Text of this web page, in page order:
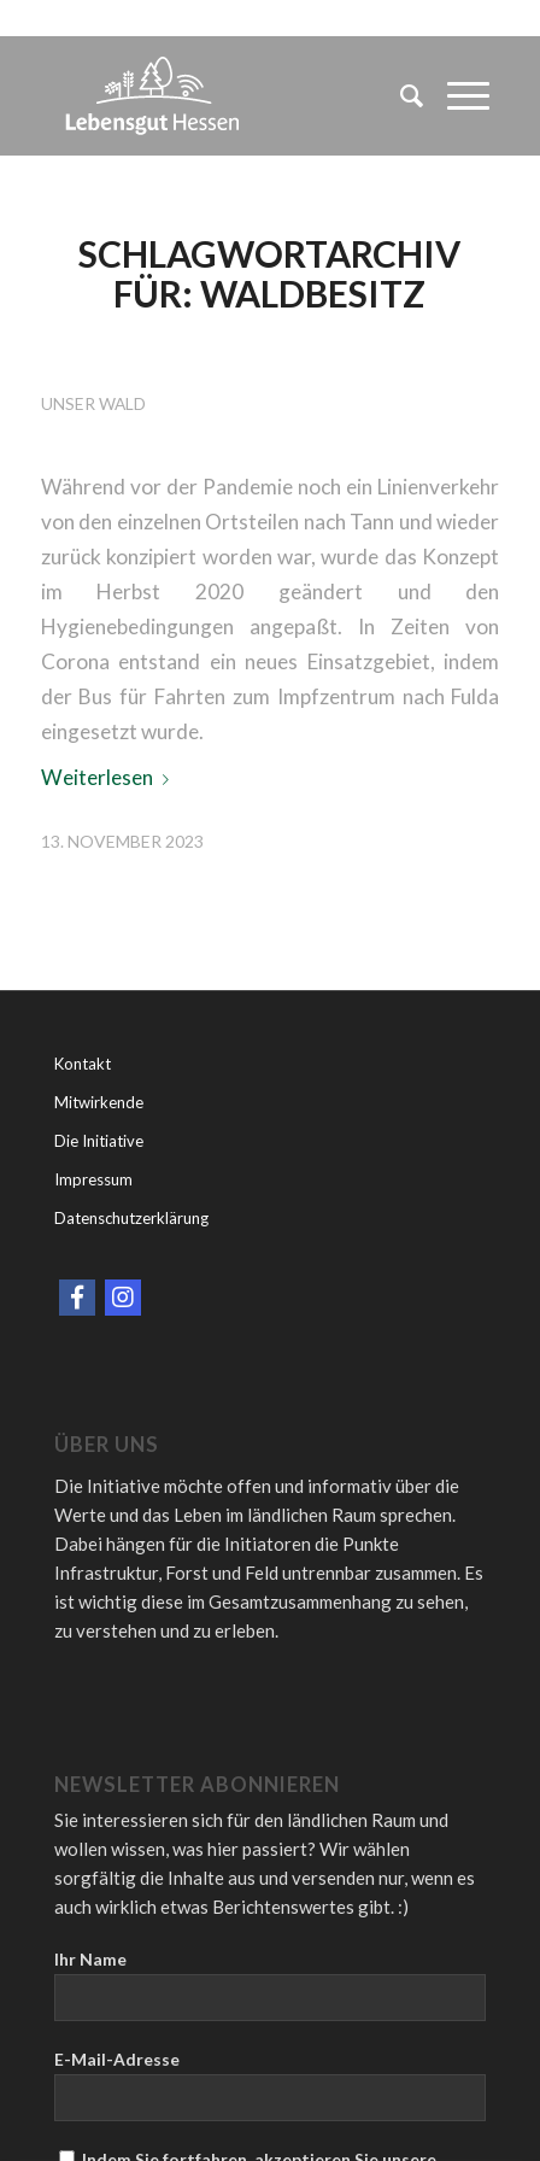
SCHLAGWORTARCHIV
FÜR:WALDBESITZ
UNSER WALD
Während vor der Pandemie noch ein Linienverkehr
von den einzelnen Ortsteilen nach Tann und wieder
zurück konzipiert worden war, wurde das Konzept
im Herbst 2020 geändert und den
Hygienebedingungen angepaßt. In Zeiten von
Corona entstand ein neues Einsatzgebiet, indem
der Bus für Fahrten zum Impfzentrum nach Fulda
eingesetzt wurde.
Weiterlesen
13. NOVEMBER 2023
Kontakt
Mitwirkende
Die Initiative
Impressum
Datenschutzerklärung
ÜBER UNS
Die Initiative möchte offen und informativ über die
Werte und das Leben im ländlichen Raum sprechen.
Dabei hängen für die Initiatoren die Punkte
Infrastruktur, Forst und Feld untrennbar zusammen. Es
ist wichtig diese im Gesamtzusammenhang zu sehen,
zu verstehen und zu erleben.
NEWSLETTER ABONNIEREN
Sie interessieren sich für den ländlichen Raum und
wollen wissen, was hier passiert? Wir wählen
sorgfältig die Inhalte aus und versenden nur, wenn es
auch wirklich etwas Berichtenswertes gibt. :)
Ihr Name
E-Mail-Adresse